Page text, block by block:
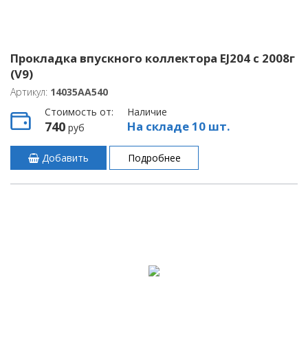
Прокладка впускного коллектора EJ204 с 2008г
(V9)
Артикул: 14035AA540
Стоимость от:
740 руб
Наличие
На складе 10 шт.
Добавить Подробнее